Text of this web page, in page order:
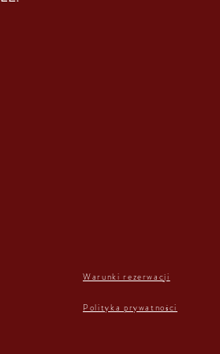
Warunki rezerwacji
Polityka prywatności